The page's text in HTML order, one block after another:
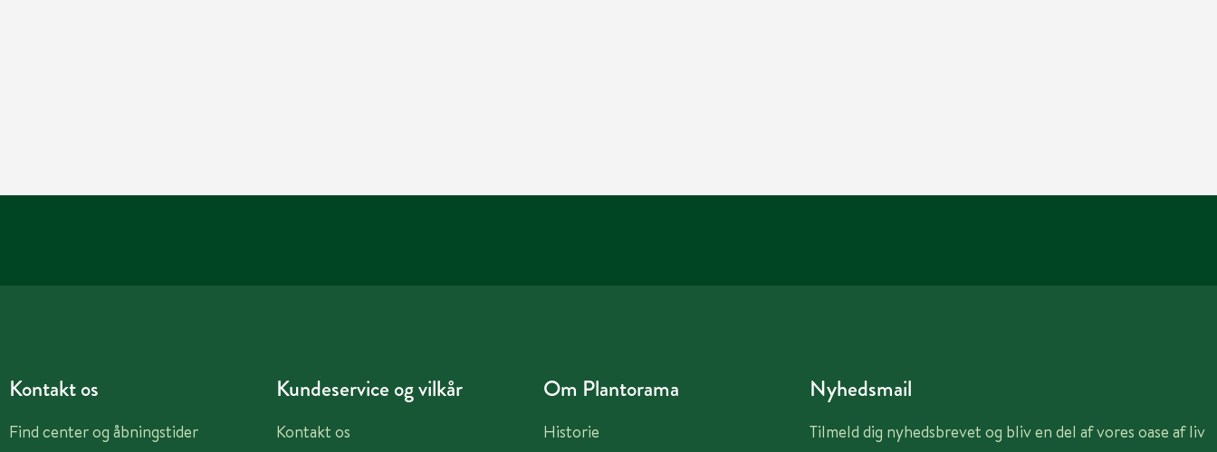
Kontakt os
Find center og åbningstider
Kundeservice og vilkår
Kontakt os
Om Plantorama
Historie
Nyhedsmail
Tilmeld dig nyhedsbrevet og bliv en del af vores oase af liv